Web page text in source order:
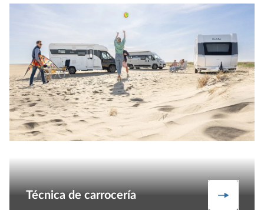
Técnica de carrocería